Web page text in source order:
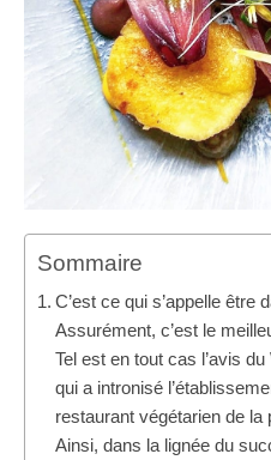
Sommaire
C’est ce qui s’appelle être
Assurément, c’est le
Tel est en tout cas l’avis
qui a intronisé
restaurant végétarien de la
Ainsi, dans la lignée du